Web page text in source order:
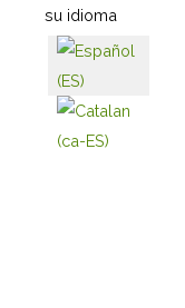
su idioma